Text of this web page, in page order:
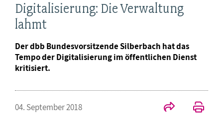
Digitalisierung: Die Verwaltung
lahmt
Der dbb Bundesvorsitzende Silberbach hat das
Tempo der Digitalisierung im öffentlichen Dienst
kritisiert.
04. September 2018